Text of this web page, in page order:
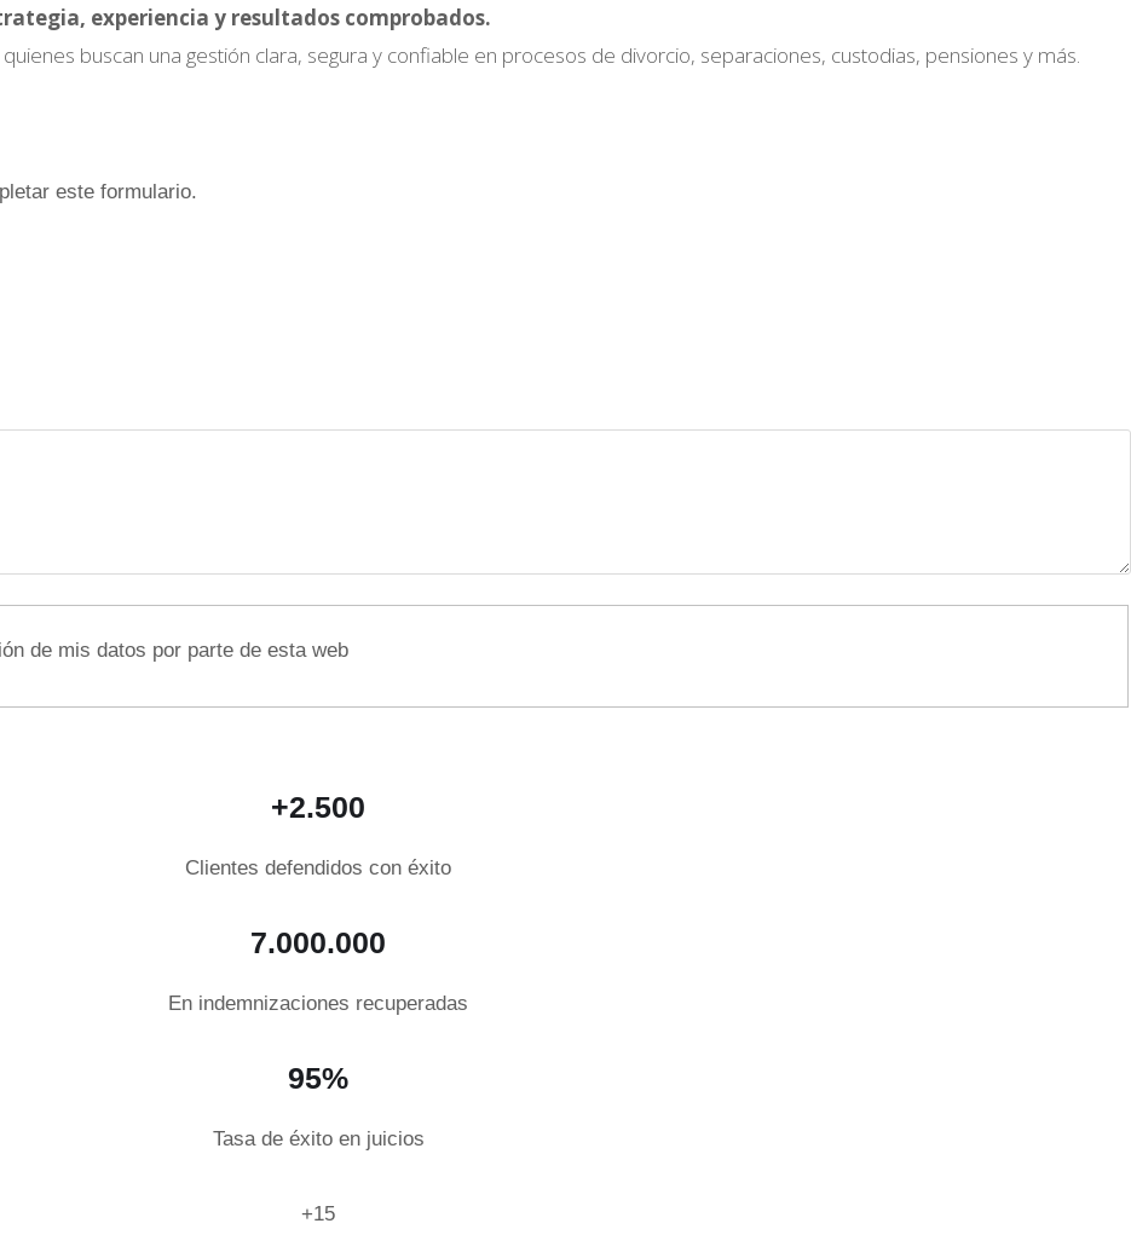
experiencia y resultados comprobados.
buscan una gestión clara, segura y confiable en procesos de divorcio, separaciones, custodias, pensiones y más.
este formulario.
de mis datos por parte de esta web
+2.500
Clientes defendidos con éxito
7.000.000
En indemnizaciones recuperadas
95%
Tasa de éxito en juicios
+15